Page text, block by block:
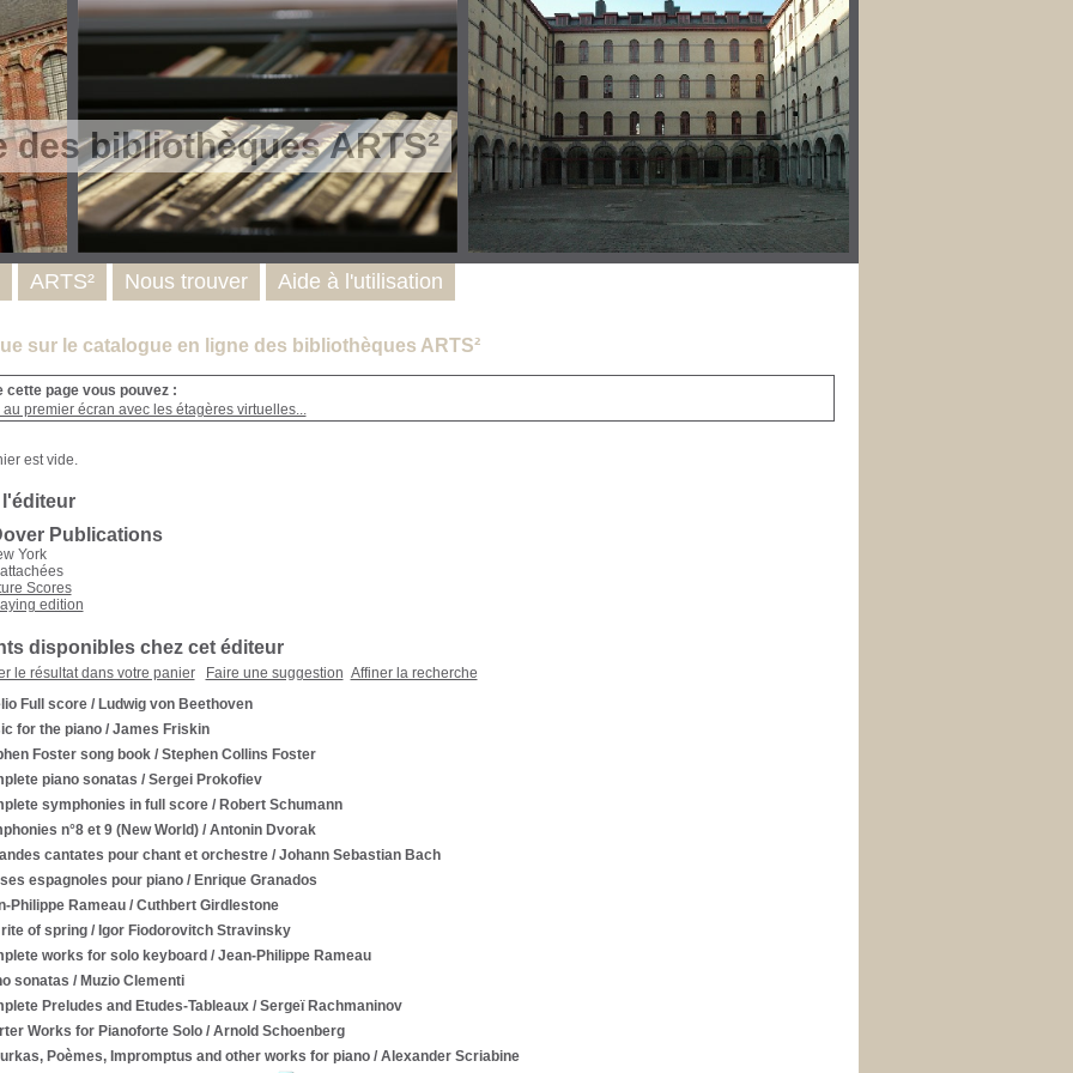
bibliothèques ARTS²
sur le catalogue en ligne des bibliothèques ARTS²
cette page vous pouvez :
premier écran avec les étagères virtuelles...
Publications
York
Scores
edition
disponibles chez cet éditeur
le résultat dans votre panier Faire une suggestion Affiner la recherche
Full score/ Ludwig von Beethoven
for the piano/ James Friskin
Foster song book/ Stephen Collins Foster
piano sonatas / Sergei Prokofiev
symphonies in full score/ Robert Schumann
n°8 et 9 (New World)/ Antonin Dvorak
cantates pour chant et orchestre/ Johann Sebastian Bach
espagnoles pour piano/ Enrique Granados
Philippe Rameau/ Cuthbert Girdlestone
of spring/ Igor Fiodorovitch Stravinsky
works for solo keyboard / Jean-Philippe Rameau
sonatas / Muzio Clementi
Preludes and Etudes-Tableaux/ Sergeï Rachmaninov
Works for Pianoforte Solo/ Arnold Schoenberg
Poèmes, Impromptus and other works for piano/ Alexander Scriabine
ARTS² Nous trouver Aide à l'utilisation